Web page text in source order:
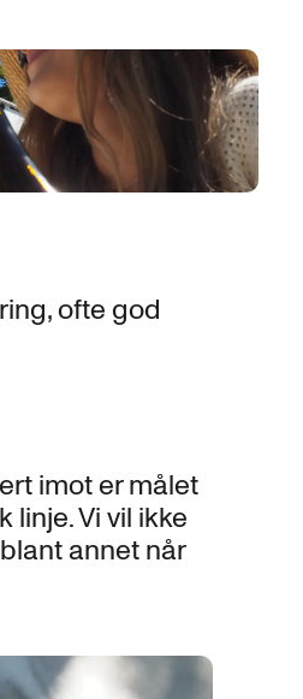
ofte god
imot er målet
linje. Vi vil ikke
annet når